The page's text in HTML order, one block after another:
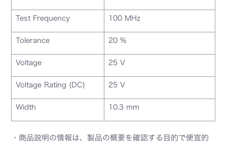
Test Frequency 100 MHz
Tolerance 20 %
Voltage 25 V
Voltage Rating (DC) 25 V
Width 10.3 mm
・商品説明の情報は、製品の概要を確認する目的で便宜的